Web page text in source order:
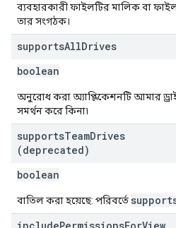
ব্যবহারকারী ফাইলটির মালিক বা
তার সংগঠক।
supportsAllDrives
boolean
অনুরোধ করা অ্যাপ্লিকেশনটি আমার
সমর্থন করে কিনা৷
supportsTeamDrives
(deprecated)
boolean
বাতিল করা হয়েছে: পরিবর্তে